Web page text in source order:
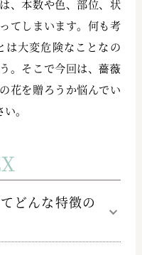
、本数や色、部位、状
てしまいます。何も考
は大変危険なことなの
。そこで今回は、薔薇
花を贈ろうか悩んでい
。
どんな特徴の